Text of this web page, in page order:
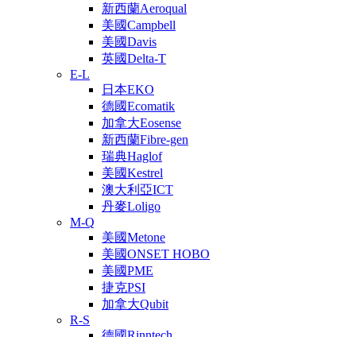
新西蘭Aeroqual
美國Campbell
美國Davis
英國Delta-T
E-L
日本EKO
德國Ecomatik
加拿大Eosense
新西蘭Fibre-gen
瑞典Haglof
美國Kestrel
澳大利亞ICT
丹麥Loligo
M-Q
美國Metone
美國ONSET HOBO
美國PME
捷克PSI
加拿大Qubit
R-S